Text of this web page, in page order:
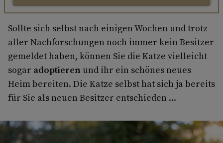
Sollte sich selbst nach einigen Wochen und trotz
aller Nachforschungen noch immer kein Besitzer
gemeldet haben, können Sie die Katze vielleicht
sogar adoptieren und ihr ein schönes neues
Heim bereiten. Die Katze selbst hat sich ja bereits
für Sie als neuen Besitzer entschieden ...